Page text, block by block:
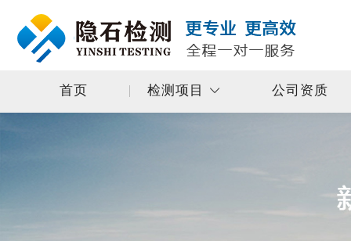
首页 检测项目 公司资质